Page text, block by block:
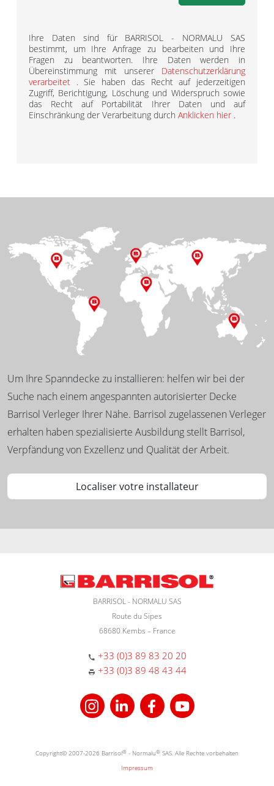
Ihre Daten sind für BARRISOL - NORMALU SAS
bestimmt, um Ihre Anfrage zu bearbeiten und Ihre
Fragen zu beantworten. Ihre Daten werden in
Übereinstimmung mit unserer Datenschutzerklärung
verarbeitet . Sie haben das Recht auf jederzeitigen
Zugriff, Berichtigung, Löschung und Widerspruch sowie
das Recht auf Portabilität Ihrer Daten und auf
Einschränkung der Verarbeitung durch Anklicken hier .
Um Ihre Spanndecke zu installieren: helfen wir bei der
Suche nach einem angespannten autorisierter Decke
Barrisol Verleger Ihrer Nähe. Barrisol zugelassenen Verleger
erhalten haben spezialisierte Ausbildung stellt Barrisol,
Verpfändung von Exzellenz und Qualität der Arbeit.
Localiser votre installateur
BARRISOL - NORMALU SAS
Route du Sipes
68680 Kembs – France
+33 (0)3 89 83 20 20
+33 (0)3 89 48 43 44
Copyright© 2007-2026 Barrisol® - Normalu® SAS. Alle Rechte vorbehalten
Impressum